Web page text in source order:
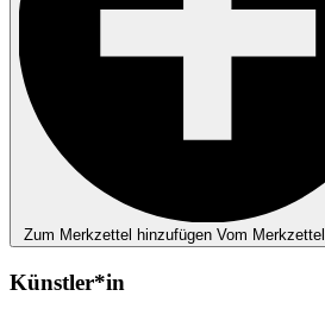
Zum Merkzettel hinzufügen Vom
Künstler*in